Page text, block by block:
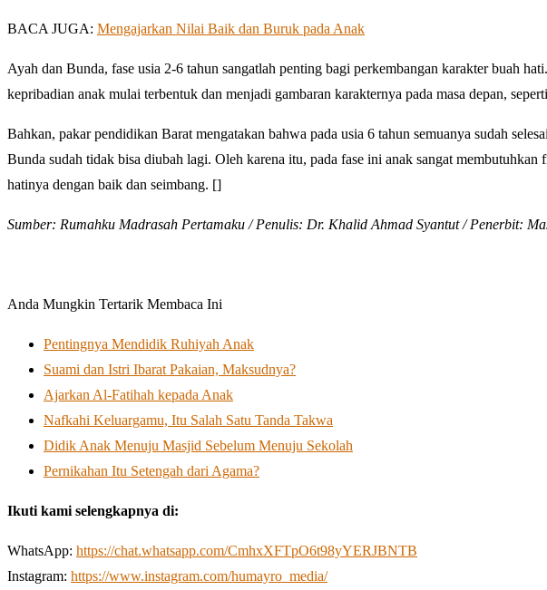
BACA JUGA: Mengajarkan Nilai Baik dan Buruk pada Anak
Ayah dan Bunda, fase usia 2-6 tahun sangatlah penting bagi perkembangan karakter buah
kepribadian anak mulai terbentuk dan menjadi gambaran karakternya pada masa depan,
Bahkan, pakar pendidikan Barat mengatakan bahwa pada usia 6 tahun semuanya sudah
Bunda sudah tidak bisa diubah lagi. Oleh karena itu, pada fase ini anak sangat
hatinya dengan baik dan seimbang. []
Sumber: Rumahku Madrasah Pertamaku / Penulis: Dr. Khalid Ahmad Syantut / Penerbit:
Anda Mungkin Tertarik Membaca Ini
Pentingnya Mendidik Ruhiyah Anak
Suami dan Istri Ibarat Pakaian, Maksudnya?
Ajarkan Al-Fatihah kepada Anak
Nafkahi Keluargamu, Itu Salah Satu Tanda Takwa
Didik Anak Menuju Masjid Sebelum Menuju Sekolah
Pernikahan Itu Setengah dari Agama?
Ikuti kami selengkapnya di:
WhatsApp: https://chat.whatsapp.com/CmhxXFTpO6t98yYERJBNTB
Instagram: https://www.instagram.com/humayro_media/